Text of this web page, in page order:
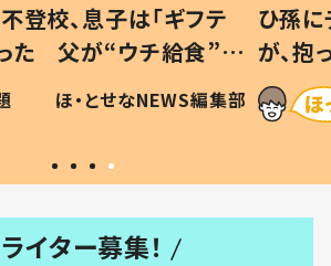
登校、息子は「ギフテ
った 父が“ウチ給食”を
る理由とは #令和の親
ほ・とせなNEWS編集部
ひ孫
が、
「涙が
い」
ライター募集！